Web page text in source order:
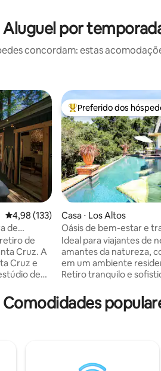
Aluguel por
concordam: estas
hóspedes
4,98 de uma avaliação média de 5,
4,98 (133)
de
de
Cruz. A
Cruz e
de
cidade e
possui
Entre os melhores
Preferido dos
Casa ⋅ Los Altos
Oásis de bem-estar e
Vale do Silício
Ideal para viajantes de
amantes da natureza,
em um ambiente
Retiro tranquilo e
Rancho San Antonio,
Acesso privativo a uma
pátio com
Comodidades